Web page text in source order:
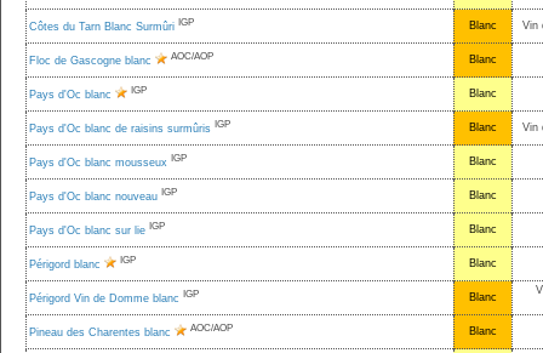
Côtes du Tarn Blanc Surmûri IGP Blanc Vin
Floc de Gascogne blanc AOC/AOP Blanc
Pays d'Oc blanc IGP Blanc
Pays d'Oc blanc de raisins surmûris IGP Blanc Vin
Pays d'Oc blanc mousseux IGP Blanc
Pays d'Oc blanc nouveau IGP Blanc
Pays d'Oc blanc sur lie IGP Blanc
Périgord blanc IGP Blanc
Périgord Vin de Domme blanc IGP Blanc
Pineau des Charentes blanc AOC/AOP Blanc